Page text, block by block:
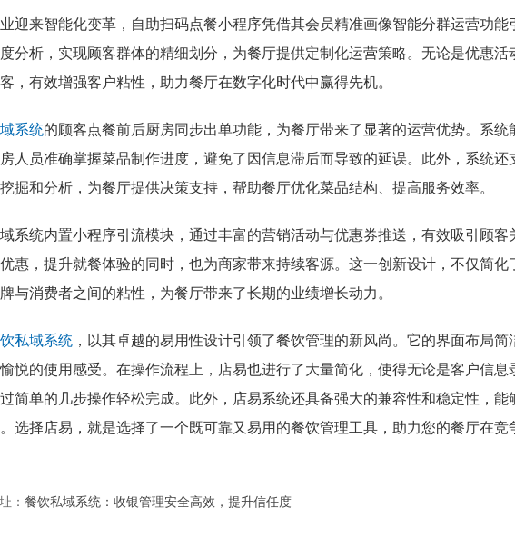
迎来智能化变革，自助扫码点餐小程序凭借其会员精准画像智能分群运营功
分析，实现顾客群体的精细划分，为餐厅提供定制化运营策略。无论是优惠
，有效增强客户粘性，助力餐厅在数字化时代中赢得先机。
系统的顾客点餐前后厨房同步出单功能，为餐厅带来了显著的运营优势。系统
人员准确掌握菜品制作进度，避免了因信息滞后而导致的延误。此外，系统
掘和分析，为餐厅提供决策支持，帮助餐厅优化菜品结构、提高服务效率。
系统内置小程序引流模块，通过丰富的营销活动与优惠券推送，有效吸引顾客
惠，提升就餐体验的同时，也为商家带来持续客源。这一创新设计，不仅简
与消费者之间的粘性，为餐厅带来了长期的业绩增长动力。
私域系统 ，以其卓越的易用性设计引领了餐饮管理的新风尚。它的界面布局
悦的使用感受。在操作流程上，店易也进行了大量简化，使得无论是客户信息
简单的几步操作轻松完成。此外，店易系统还具备强大的兼容性和稳定性，
选择店易，就是选择了一个既可靠又易用的餐饮管理工具，助力您的餐厅在竞
： 餐饮私域系统：收银管理安全高效，提升信任度